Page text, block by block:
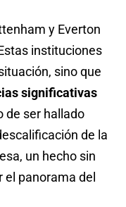
y Everton
instituciones
sino que
significativas
de ser hallado
de la
un hecho sin
panorama del